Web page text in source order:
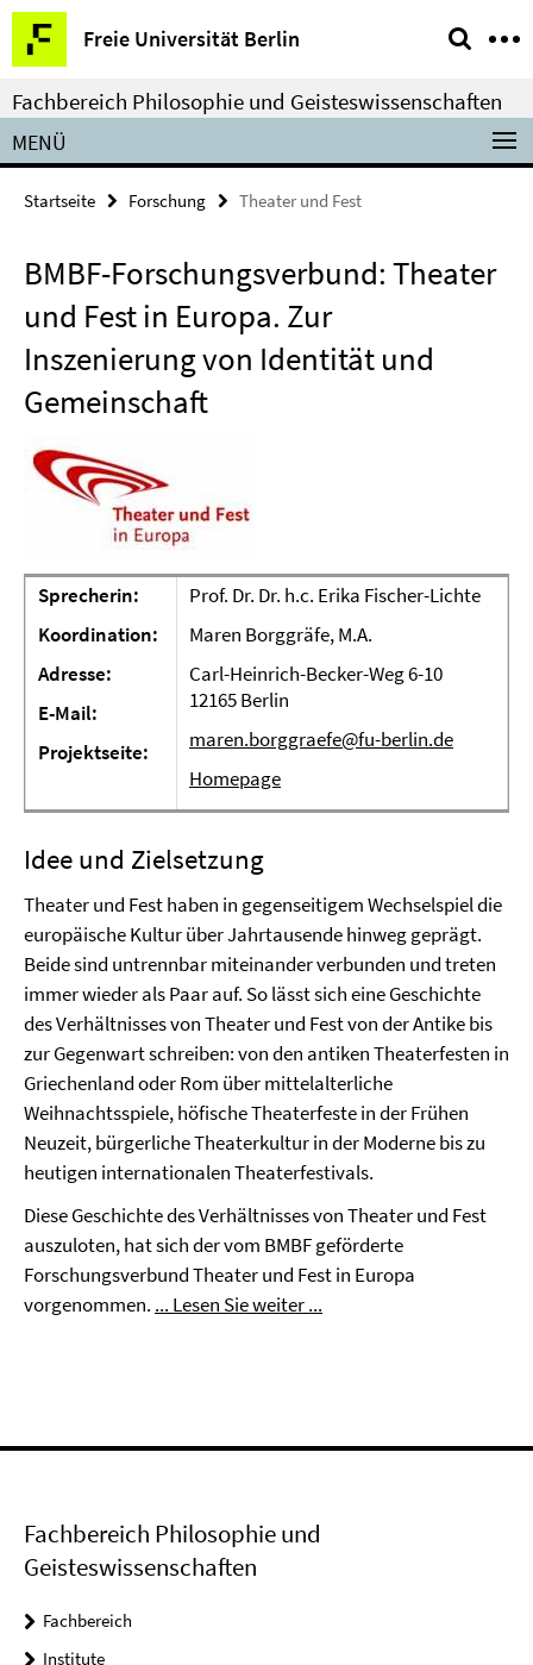
Springe
direkt
zu
Inhalt
Freie Universität Berlin
Service-
Navigation
Fachbereich Philosophie und Geisteswissenschaften
MENÜ
Startseite Forschung Theater und Fest
BMBF-Forschungsverbund: Theater
und Fest in Europa. Zur
Inszenierung von Identität und
Gemeinschaft
Sprecherin:
Koordination:
Adresse:
E-Mail:
Projektseite:
Prof. Dr. Dr. h.c. Erika Fischer-Lichte
Maren Borggräfe, M.A.
Carl-Heinrich-Becker-Weg 6-10
12165 Berlin
maren.borggraefe@fu-berlin.de
Homepage
Idee und Zielsetzung
Theater und Fest haben in gegenseitigem Wechselspiel die
europäische Kultur über Jahrtausende hinweg geprägt.
Beide sind untrennbar miteinander verbunden und treten
immer wieder als Paar auf. So lässt sich eine Geschichte
des Verhältnisses von Theater und Fest von der Antike bis
zur Gegenwart schreiben: von den antiken Theaterfesten in
Griechenland oder Rom über mittelalterliche
Weihnachtsspiele, höfische Theaterfeste in der Frühen
Neuzeit, bürgerliche Theaterkultur in der Moderne bis zu
heutigen internationalen Theaterfestivals.
Diese Geschichte des Verhältnisses von Theater und Fest
auszuloten, hat sich der vom BMBF geförderte
Forschungsverbund Theater und Fest in Europa
vorgenommen. ... Lesen Sie weiter ...
Fachbereich Philosophie und
Geisteswissenschaften
Fachbereich
Institute